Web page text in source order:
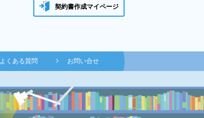
契約書作成マイページ
よくある質問 お問い合せ